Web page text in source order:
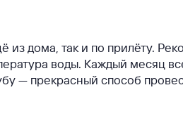
из дома, так и по прилёту.
воды. Каждый месяц
— прекрасный способ